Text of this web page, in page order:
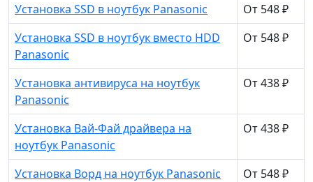
Установка SSD в ноутбук Panasonic
От 548 ₽
Установка SSD в ноутбук вместо HDD
Panasonic
От 548 ₽
Установка антивируса на ноутбук
Panasonic
От 438 ₽
Установка Вай-Фай драйвера на
ноутбук Panasonic
От 438 ₽
Установка Ворд на ноутбук Panasonic
От 548 ₽